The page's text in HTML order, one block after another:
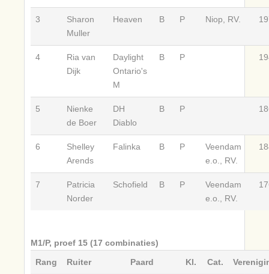
3
Sharon
Muller
Heaven B P Niop, RV.
4
Ria van
Dijk
Daylight
Ontario's
M
B P
5
Nienke
de Boer
DH
Diablo
B P
6
Shelley
Arends
Falinka B P
Veendam
e.o., RV.
7
Patricia
Norder
Schofield B P
Veendam
e.o., RV.
M1/P, proef 15 (17 combinaties)
Rang
Ruiter Paard Kl. Cat.